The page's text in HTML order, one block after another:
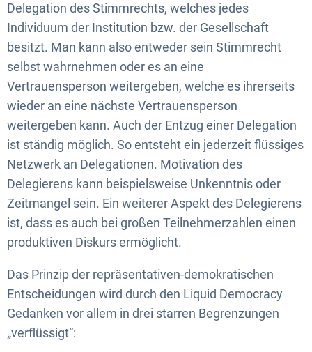
Delegation des Stimmrechts, welches jedes
Individuum der Institution bzw. der Gesellschaft
besitzt. Man kann also entweder sein Stimmrecht
selbst wahrnehmen oder es an eine
Vertrauensperson weitergeben, welche es ihrerseits
wieder an eine nächste Vertrauensperson
weitergeben kann. Auch der Entzug einer Delegation
ist ständig möglich. So entsteht ein jederzeit flüssiges
Netzwerk an Delegationen. Motivation des
Delegierens kann beispielsweise Unkenntnis oder
Zeitmangel sein. Ein weiterer Aspekt des Delegierens
ist, dass es auch bei großen Teilnehmerzahlen einen
produktiven Diskurs ermöglicht.
Das Prinzip der repräsentativen-demokratischen
Entscheidungen wird durch den Liquid Democracy
Gedanken vor allem in drei starren Begrenzungen
„verflüssigt“: